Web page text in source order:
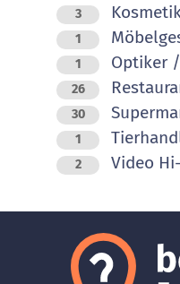
3
1
1 Optiker
26
30
1
2 Video